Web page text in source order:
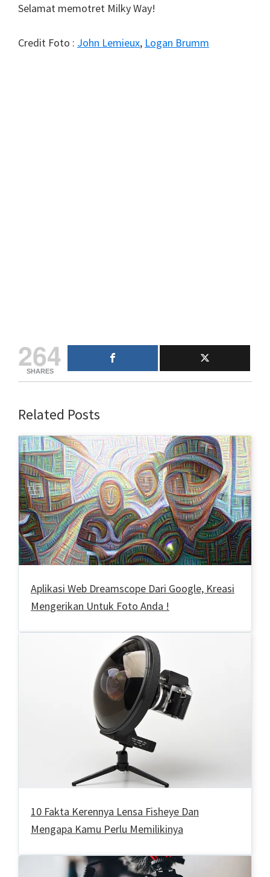
Selamat memotret Milky Way!
Credit Foto : John Lemieux, Logan Brumm
264
SHARES
Related Posts
Aplikasi Web Dreamscope Dari Google, Kreasi
Mengerikan Untuk Foto Anda !
10 Fakta Kerennya Lensa Fisheye Dan
Mengapa Kamu Perlu Memilikinya